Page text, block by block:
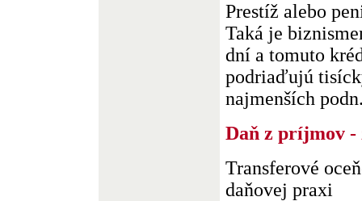
Prestíž alebo
Taká je
dní a tomuto
podriaďujú
najmenších
Daň z príjmov -
Transferové
daňovej praxi